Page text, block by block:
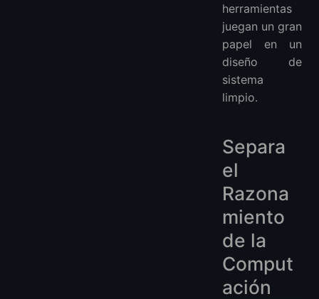
herramientas
juegan un gran
papel en un
diseño de
sistema
limpio.
Separa
el
Razona
miento
de la
Comput
ación